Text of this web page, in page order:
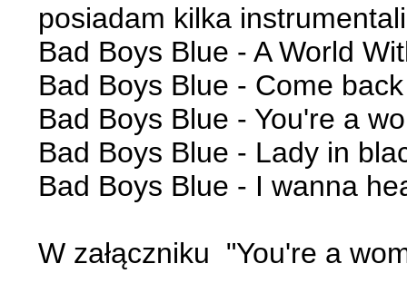
posiadam kilka
Bad Boys Blue - A World
Bad Boys Blue - Come
Bad Boys Blue - You're a
Bad Boys Blue - Lady in
Bad Boys Blue - I wanna
W załączniku "You're a